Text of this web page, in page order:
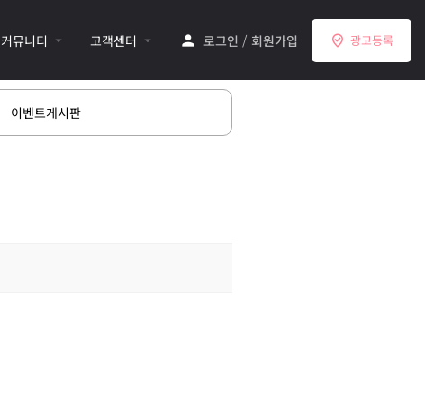
커뮤니티 고객센터 로그인 / 회원가입 광고등록
이벤트게시판